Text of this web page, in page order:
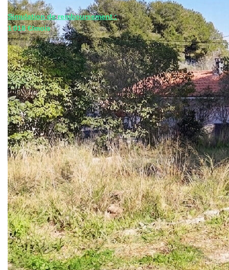
Simulation de remboursement :
1 018 €/mois
pendant 20 ans à 3.5% avec un apport de 19 500 €
Description
Réf : 2690
A vendre / Les Pennes Mirabeau - secteur Les Cadeneaux
: Laissez-vous séduire par ce magnifique terrain situé dans
un environnement privilégié et préservé. Niché dans un
secteur calme et résidentiel, ce terrain arboré de superbes
pins offre un cadre de vie idyllique.
Prêt à accueillir votre futur projet de vie, ce terrain plat
bénéficie d'une excellente exposition, idéale pour concevoir
une maison lumineuse de type 4 d'environ 95m² habitables
en R+1 avec terrasse et jardin.
**Honoraires à la charge du vendeur
Nos honoraires Nous contacter